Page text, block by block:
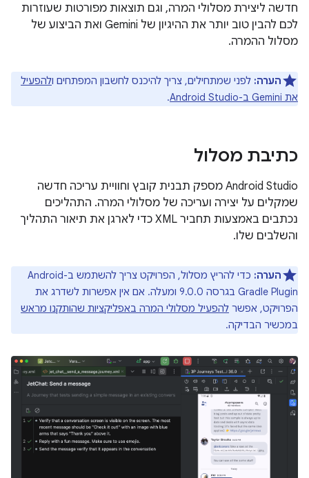
חדשה ליצירת מסלולי המרה, וגם תוצאות מפורטות שעוזרות
לכם להבין טוב יותר את ההיגיון של Gemini ואת הביצוע של
מסלול ההמרה.
הערה: לפני שמתחילים, צריך להיכנס לחשבון המפתחים ולהפעיל
את Gemini ב-Android Studio
.
כתיבת מסלול
‫Android Studio מספק תבנית קובץ וחוויית עריכה חדשה
שמקלים על יצירה ועריכה של מסלולי המרה. התהליכים
נכתבים באמצעות תחביר XML כדי לארגן את תיאור התהליך
והשלבים שלו.
הערה:
כדי להריץ מסלול, הפרויקט צריך להשתמש ב-Android
Gradle Plugin בגרסה 9.0.0 ומעלה. אם אין אפשרות לשדרג את
הפרויקט, אפשר להפעיל מסלולי המרה באפליקציות שהותקנו מראש
במכשיר הבדיקה.